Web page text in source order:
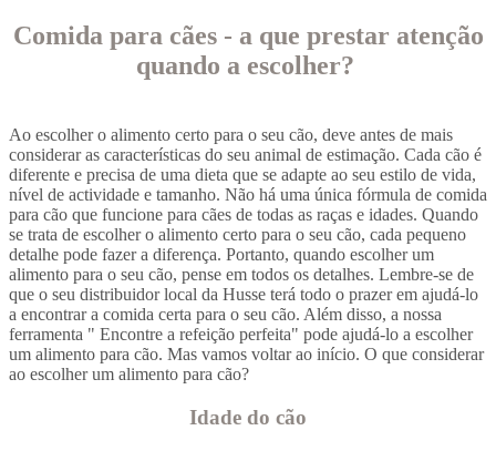
Comida para cães - a que prestar atenção
quando a escolher?
Ao escolher o alimento certo para o seu cão, deve antes de mais
considerar as características do seu animal de estimação. Cada cão é
diferente e precisa de uma dieta que se adapte ao seu estilo de vida,
nível de actividade e tamanho. Não há uma única fórmula de comida
para cão que funcione para cães de todas as raças e idades. Quando
se trata de escolher o alimento certo para o seu cão, cada pequeno
detalhe pode fazer a diferença. Portanto, quando escolher um
alimento para o seu cão, pense em todos os detalhes. Lembre-se de
que o seu distribuidor local da Husse terá todo o prazer em ajudá-lo
a encontrar a comida certa para o seu cão. Além disso, a nossa
ferramenta " Encontre a refeição perfeita" pode ajudá-lo a escolher
um alimento para cão. Mas vamos voltar ao início. O que considerar
ao escolher um alimento para cão?
Idade do cão